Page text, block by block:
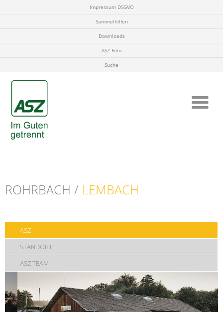
Impressum DSGVO
Sammelhilfen
Downloads
ASZ Film
Suche
ROHRBACH / LEMBACH
ASZ
STANDORT
ASZ TEAM